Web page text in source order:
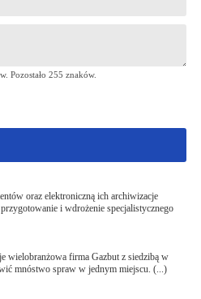
Pozostało 255 znaków.
oraz elektroniczną ich archiwizacje
i wdrożenie specjalistycznego
wielobranżowa firma Gazbut z siedzibą w
mnóstwo spraw w jednym miejscu. (...)